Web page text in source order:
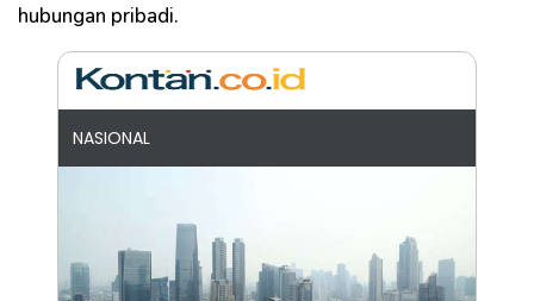
hubungan pribadi.
NASIONAL